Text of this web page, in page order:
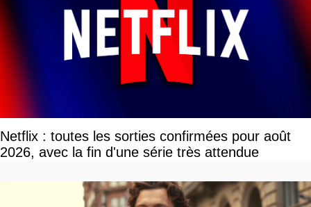
Netflix : toutes les sorties confirmées pour août
2026, avec la fin d'une série très attendue